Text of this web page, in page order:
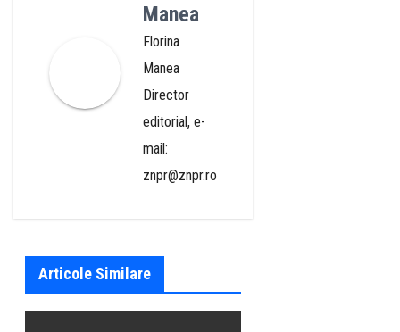
Manea
Florina
Manea
Director
editorial, e-
mail:
znpr@znpr.ro
Articole Similare